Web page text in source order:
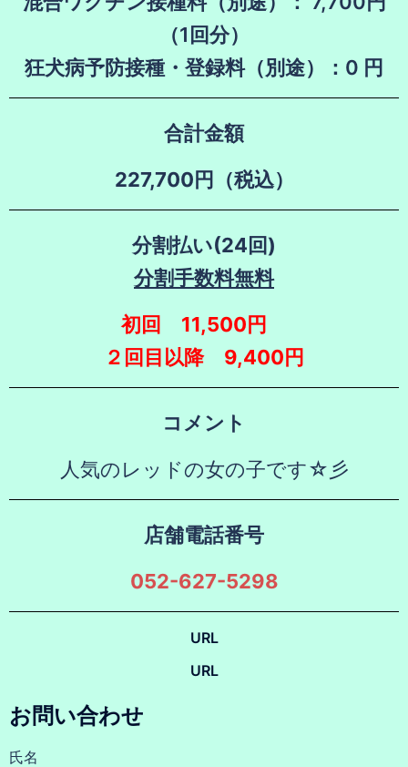
（1回分）
狂犬病予防接種・登録料（別途）：0 円
合計金額
227,700円（税込）
分割払い(24回)
分割手数料無料
初回 11,500円
２回目以降 9,400円
コメント
人気のレッドの女の子です☆彡
店舗電話番号
052-627-5298
URL
URL
お問い合わせ
氏名